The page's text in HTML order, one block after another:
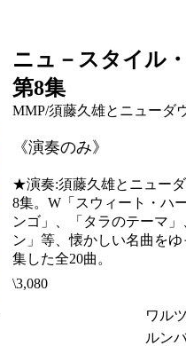
ニュ－スタイル
第8集
MMP/須藤久雄とニューダ
《演奏のみ》
★演奏:須藤久雄とニュー
8集。W「スウィート・ハ
ンゴ」、「タラのテーマ
ン」等、懐かしい名曲を
集した全20曲。
\3,080
ワル
ルン